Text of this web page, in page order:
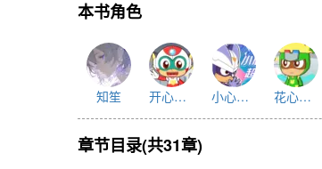
本书角色
知笙 开心超人 小心超人 花心超人
章节目录(共31章)